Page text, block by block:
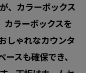
、カラーボックス
カラーボックスを
しゃれなカウンタ
スも確保でき、